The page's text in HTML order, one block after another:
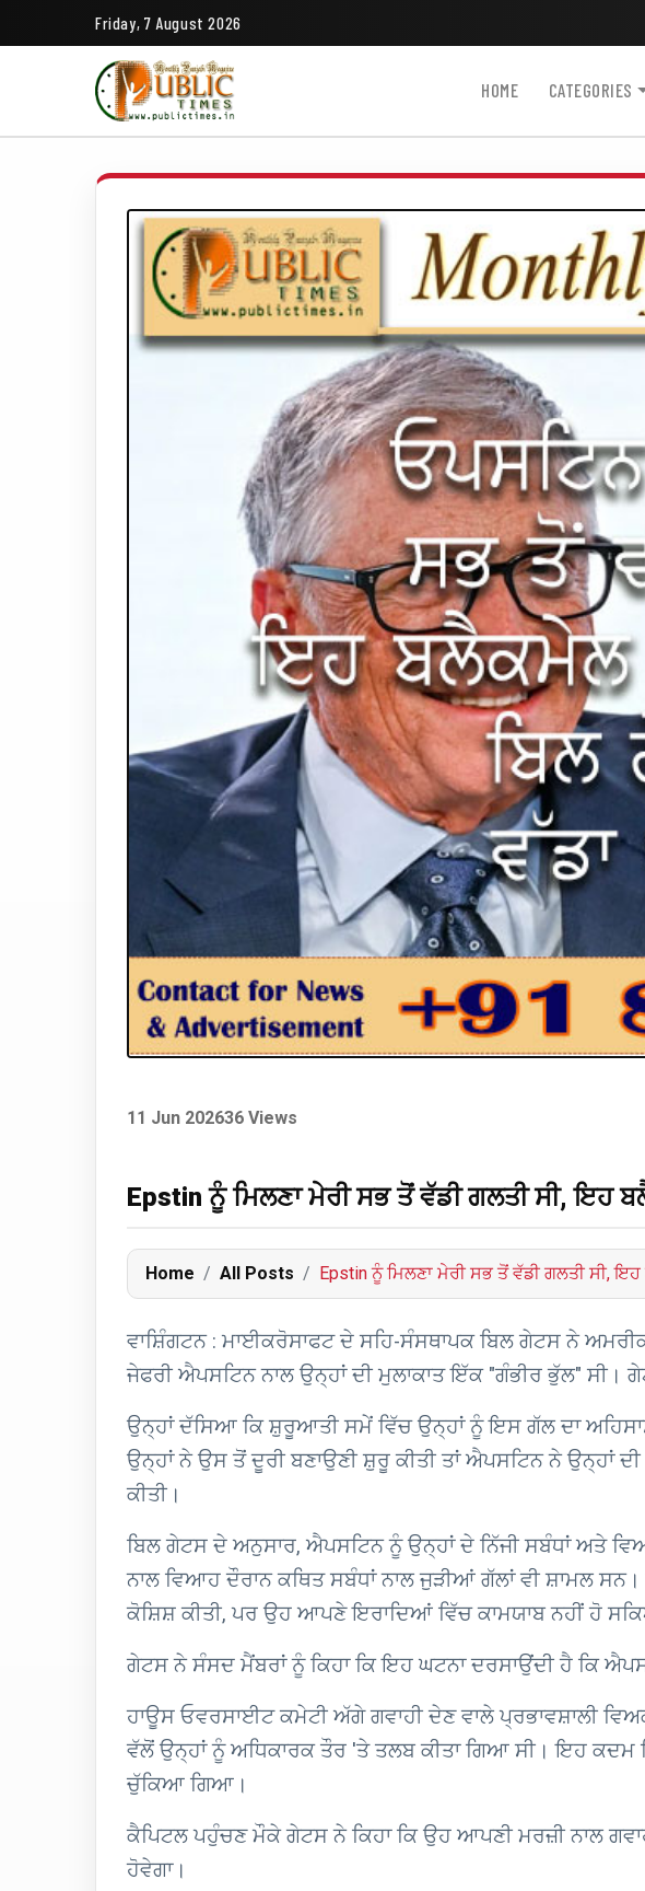
Friday, 7 August 2026
HOME CATEGORIES
11 Jun 202636 Views
Epstin ਨੂੰ ਮਿਲਣਾ ਮੇਰੀ ਸਭ ਤੋਂ ਵੱਡੀ ਗਲਤੀ ਸੀ, ਇਹ
Home All Posts Epstin ਨੂੰ ਮਿਲਣਾ ਮੇਰੀ ਸਭ ਤੋਂ ਵੱਡੀ ਗਲਤੀ ਸੀ, ਇਹ
ਵਾਸ਼ਿੰਗਟਨ : ਮਾਈਕਰੋਸਾਫਟ ਦੇ ਸਹਿ-ਸੰਸਥਾਪਕ ਬਿਲ ਗੇਟਸ ਨੇ
ਜੇਫਰੀ ਐਪਸਟਿਨ ਨਾਲ ਉਨ੍ਹਾਂ ਦੀ ਮੁਲਾਕਾਤ ਇੱਕ "ਗੰਭੀਰ ਭੁੱਲ" ਸੀ।
ਉਨ੍ਹਾਂ ਦੱਸਿਆ ਕਿ ਸ਼ੁਰੂਆਤੀ ਸਮੇਂ ਵਿੱਚ ਉਨ੍ਹਾਂ ਨੂੰ ਇਸ ਗੱਲ ਦਾ
ਉਨ੍ਹਾਂ ਨੇ ਉਸ ਤੋਂ ਦੂਰੀ ਬਣਾਉਣੀ ਸ਼ੁਰੂ ਕੀਤੀ ਤਾਂ ਐਪਸਟਿਨ ਨੇ ਉਨ੍ਹਾਂ
ਕੀਤੀ।
ਬਿਲ ਗੇਟਸ ਦੇ ਅਨੁਸਾਰ, ਐਪਸਟਿਨ ਨੂੰ ਉਨ੍ਹਾਂ ਦੇ ਨਿੱਜੀ ਸਬੰਧਾਂ ਅਤੇ
ਨਾਲ ਵਿਆਹ ਦੌਰਾਨ ਕਥਿਤ ਸਬੰਧਾਂ ਨਾਲ ਜੁੜੀਆਂ ਗੱਲਾਂ ਵੀ ਸ਼ਾਮਲ
ਕੋਸ਼ਿਸ਼ ਕੀਤੀ, ਪਰ ਉਹ ਆਪਣੇ ਇਰਾਦਿਆਂ ਵਿੱਚ ਕਾਮਯਾਬ ਨਹੀਂ ਹੋ
ਗੇਟਸ ਨੇ ਸੰਸਦ ਮੈਂਬਰਾਂ ਨੂੰ ਕਿਹਾ ਕਿ ਇਹ ਘਟਨਾ ਦਰਸਾਉਂਦੀ ਹੈ ਕਿ
ਹਾਊਸ ਓਵਰਸਾਈਟ ਕਮੇਟੀ ਅੱਗੇ ਗਵਾਹੀ ਦੇਣ ਵਾਲੇ ਪ੍ਰਭਾਵਸ਼ਾਲੀ
ਵੱਲੋਂ ਉਨ੍ਹਾਂ ਨੂੰ ਅਧਿਕਾਰਕ ਤੌਰ 'ਤੇ ਤਲਬ ਕੀਤਾ ਗਿਆ ਸੀ। ਇਹ ਕਦਮ
ਚੁੱਕਿਆ ਗਿਆ।
ਕੈਪਿਟਲ ਪਹੁੰਚਣ ਮੌਕੇ ਗੇਟਸ ਨੇ ਕਿਹਾ ਕਿ ਉਹ ਆਪਣੀ ਮਰਜ਼ੀ ਨਾਲ
ਹੋਵੇਗਾ।